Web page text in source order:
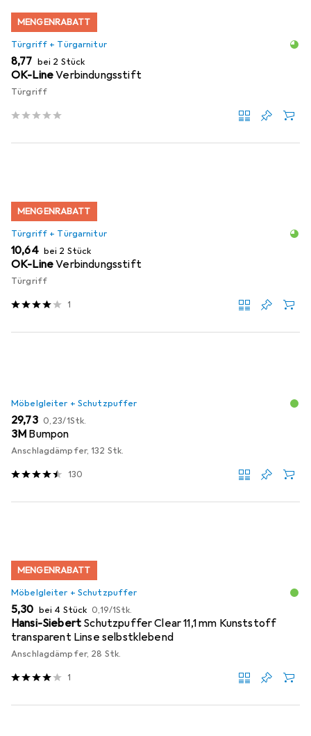
MENGENRABATT
Türgriff + Türgarnitur
EUR
8,77 bei 2 Stück
OK-LineVerbindungsstift
Türgriff
MENGENRABATT
Türgriff + Türgarnitur
EUR
10,64 bei 2 Stück
OK-LineVerbindungsstift
Türgriff
1
Möbelgleiter + Schutzpuffer
EUR
29,73 EUR
0,23/1Stk.
3M Bumpon
Anschlagdämpfer, 132 Stk.
130
MENGENRABATT
Möbelgleiter + Schutzpuffer
EUR
5,30 bei 4 Stück EUR
0,19/1Stk.
Hansi-Siebert Schutzpuffer Clear 11,1 mm Kunststoff
transparent Linse selbstklebend
Anschlagdämpfer, 28 Stk.
1